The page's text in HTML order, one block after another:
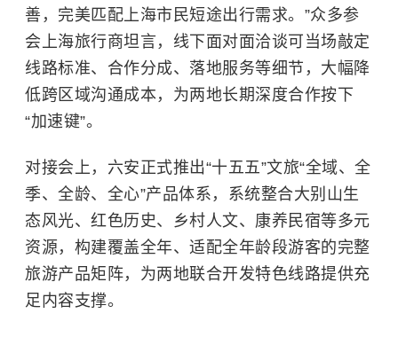
善，完美匹配上海市民短途出行需求。”众多参
会上海旅行商坦言，线下面对面洽谈可当场敲定
线路标准、合作分成、落地服务等细节，大幅降
低跨区域沟通成本，为两地长期深度合作按下
“加速键”。
对接会上，六安正式推出“十五五”文旅“全域、全
季、全龄、全心”产品体系，系统整合大别山生
态风光、红色历史、乡村人文、康养民宿等多元
资源，构建覆盖全年、适配全年龄段游客的完整
旅游产品矩阵，为两地联合开发特色线路提供充
足内容支撑。